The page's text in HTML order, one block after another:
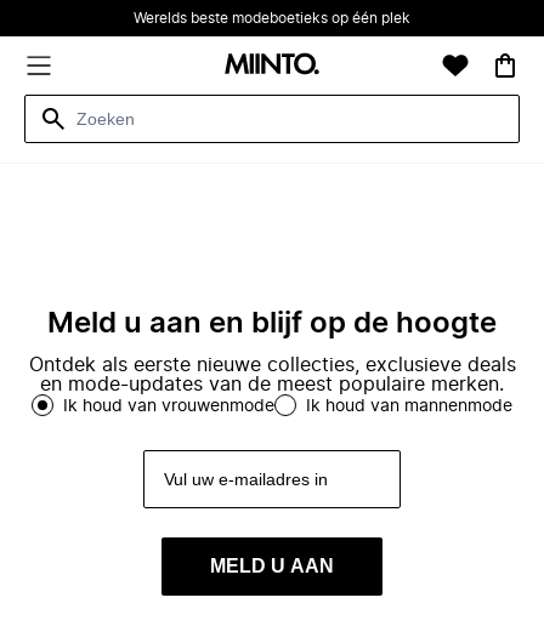
Werelds beste modeboetieks op één plek
Meld u aan en blijf op de hoogte
Ontdek als eerste nieuwe collecties, exclusieve deals
en mode-updates van de meest populaire merken.
Ik houd van vrouwenmode Ik houd van mannenmode
MELD U AAN